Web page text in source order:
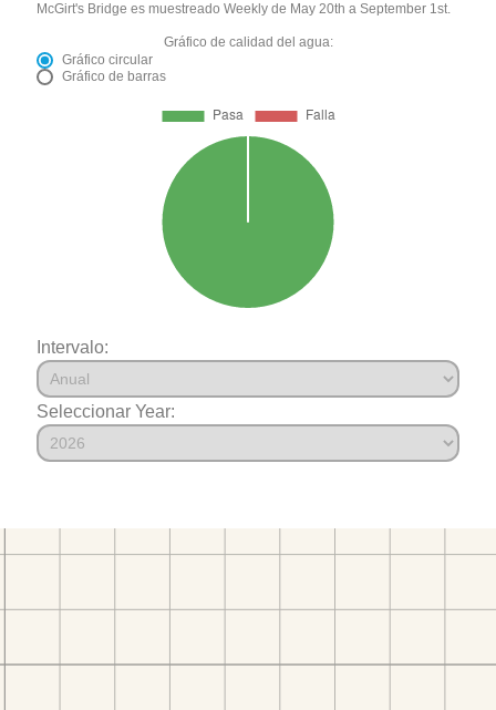
McGirt's Bridge es muestreado Weekly de May 20th a September 1st.
Gráfico de calidad del agua:
Gráfico circular
Gráfico de barras
Intervalo:
Seleccionar Year: